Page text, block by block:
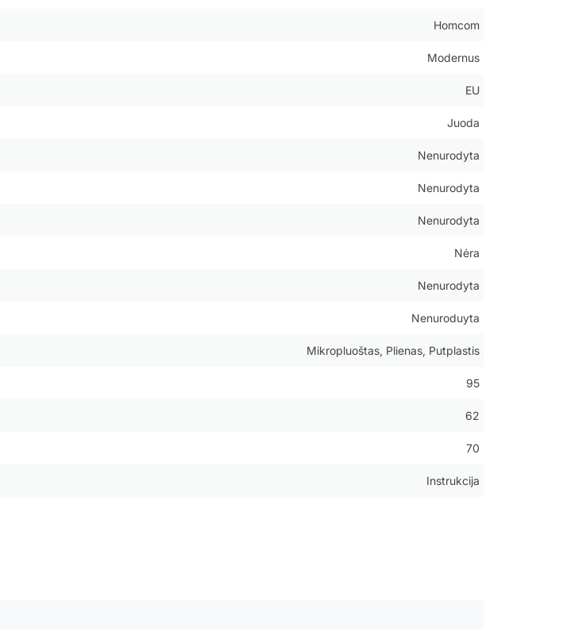
Homcom
Modernus
EU
Juoda
Nenurodyta
Nenurodyta
Nenurodyta
Nėra
Nenurodyta
Nenuroduyta
Mikropluoštas, Plienas, Putplastis
95
62
70
Instrukcija